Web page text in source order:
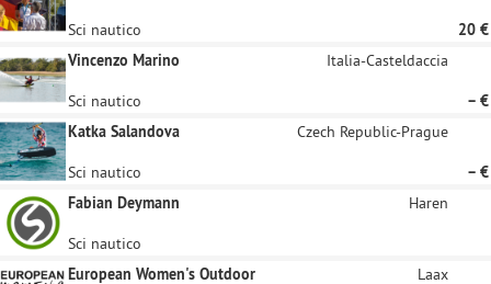
Sci nautico
20 €
Vincenzo Marino
Italia-Casteldaccia
Sci nautico
– €
Katka Salandova
Czech Republic-Prague
Sci nautico
– €
Fabian Deymann
Haren
Sci nautico
European Women's Outdoor
Laax